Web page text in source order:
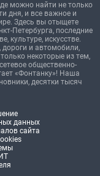
можно найти не только
дня, и все важное и
Здесь вы отыщете
Петербурга, последние
культуре, искусстве.
дороги и автомобили,
некоторые из тем,
общественно-
«Фонтанку»! Наша
десятки тысяч
данных
сайта